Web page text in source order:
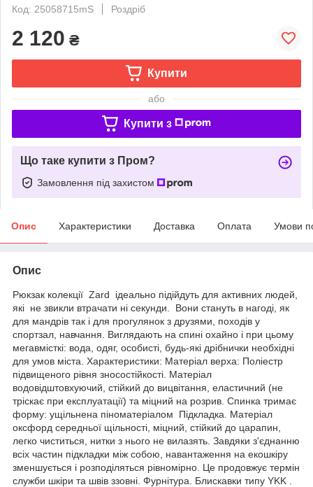
Код: 25058715mS
Роздріб
2 120 ₴
Купити
або
Купити з
Що таке купити з Пром?
Замовлення під захистом
Опис Характеристики Доставка Оплата Умови
Опис
Рюкзак колекції Zard ідеально підійдуть для активних людей,
які не звикли втрачати ні секунди. Вони стануть в нагоді, як
для мандрів так і для прогулянок з друзями, походів у
спортзал, навчання. Виглядають на спині охайно і при цьому
мегавмісткі: вода, одяг, особисті, будь-які дрібнички необхідні
для умов міста. Характеристики: Матеріал верха: Поліестр
підвищеного рівня зносостійкості. Матеріал
водовідштовхуючий, стійкий до вицвітання, еластичний (не
тріскає при експлуатації) та міцний на розрив. Спинка тримає
форму: ущільнена піноматеріалом Підкладка. Матеріал
оксфорд середньої щільності, міцний, стійкий до царапин,
легко чиститься, нитки з нього не вилазять. Завдяки з'єднанню
всіх частин підкладки між собою, навантаження на екошкіру
зменшується і розподіляться рівномірно. Це продовжує термін
служби шкіри та швів ззовні. Фурнітура. Блискавки типу YKK .